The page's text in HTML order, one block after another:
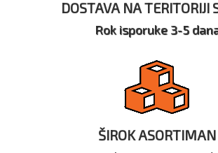
DOSTAVA NA TERITORIJI
Rok isporuke 3-5
ŠIROK ASORTIMAN